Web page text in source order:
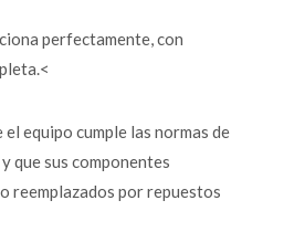
perfectamente, con
equipo cumple las normas de
que sus componentes
reemplazados por repuestos